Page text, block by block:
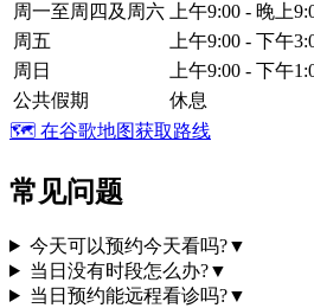
周一至周四及周六
上午9:00 - 晚上
周五
上午9:00 - 下午
周日
上午9:00 - 下午
公共假期
休息
🗺️ 在谷歌地图获取路线
常见问题
今天可以预约今天看吗?▼
当日没有时段怎么办?▼
当日预约能远程看诊吗?▼